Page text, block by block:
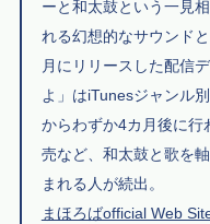
ーと和太鼓という一見
れる幻想的なサウンド
月にリリースした配信
よ」はiTunesジャンル
からわずか4カ月後に行
売など、和太鼓と歌を
まれる人が続出。
まほろばofficial Web